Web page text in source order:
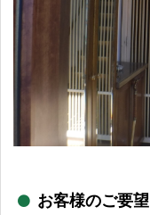
お客様のご要望